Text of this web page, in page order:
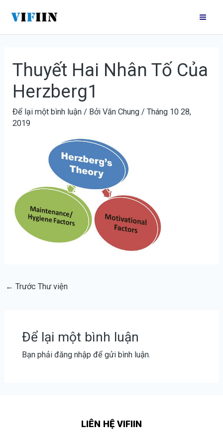
nội
Thuyết Hai Nhân Tố Của
Herzberg1
Để lại một bình luận / BởiVăn Chung /Tháng 10 28,
2019
hướng
bài
← Trước Thư viện
Để lại một bình luận
Bạn phải đăng nhậpđể gửi bình luận.
LIÊN HỆ VIFIIN